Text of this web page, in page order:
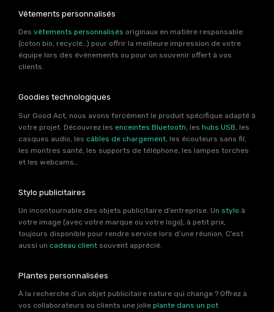
Vêtements personnalisés
Des vêtements personnalisés originaux en matière responsable
(coton bio, recyclé…) pour offrir la meilleure impression de votre
équipe lors des événements ou pour un souvenir offert à vos
clients.
Goodies technologiques
Sur Good Act, nous avons forcément le produit spécifique adapté à
votre projet. Découvrez les enceintes Bluetooth , les hubs USB , les
casques audio, les câbles de chargement , les écouteurs sans fil,
les montres santé, les supports de téléphone, les lampes torches
et les webcams…
Stylo publicitaires
Un incontournable des objets publicitaire d’entreprise. Un stylo à
votre image (avec votre marque ou votre logo), à petit prix,
toujours disponible pour rendre service lors d’une réunion. C’est
aussi un cadeau client souvent apprécié.
Plantes personnalisées
À la recherche d’un objet publicitaire nature qui change ? Offrez à
vos collaborateurs ou clients une jolie plante dans un pot